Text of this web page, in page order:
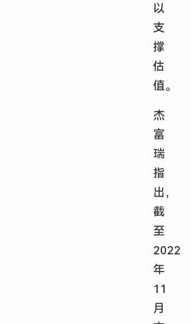
以
支
撑
估
值。
杰
富
瑞
指
出，
截
至
2022
年
11
月